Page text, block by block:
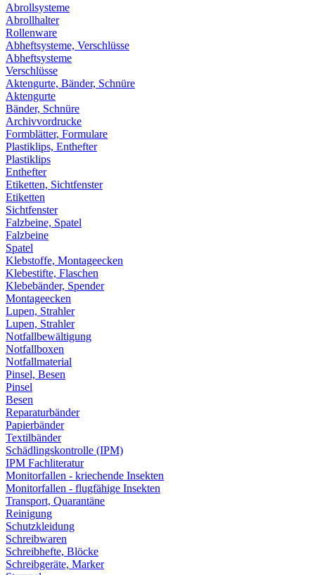
Abrollsysteme
Abrollhalter
Rollenware
Abheftsysteme, Verschlüsse
Abheftsysteme
Verschlüsse
Aktengurte, Bänder, Schnüre
Aktengurte
Bänder, Schnüre
Archivvordrucke
Formblätter, Formulare
Plastiklips, Enthefter
Plastiklips
Enthefter
Etiketten, Sichtfenster
Etiketten
Sichtfenster
Falzbeine, Spatel
Falzbeine
Spatel
Klebstoffe, Montageecken
Klebestifte, Flaschen
Klebebänder, Spender
Montageecken
Lupen, Strahler
Lupen, Strahler
Notfallbewältigung
Notfallboxen
Notfallmaterial
Pinsel, Besen
Pinsel
Besen
Reparaturbänder
Papierbänder
Textilbänder
Schädlingskontrolle (IPM)
IPM Fachliteratur
Monitorfallen - kriechende Insekten
Monitorfallen - flugfähige Insekten
Transport, Quarantäne
Reinigung
Schutzkleidung
Schreibwaren
Schreibhefte, Blöcke
Schreibgeräte, Marker